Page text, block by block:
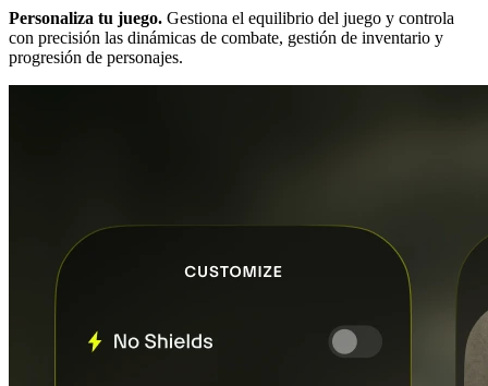
Personaliza tu juego. Gestiona el equilibrio del juego y controla
con precisión las dinámicas de combate, gestión de inventario y
progresión de personajes.